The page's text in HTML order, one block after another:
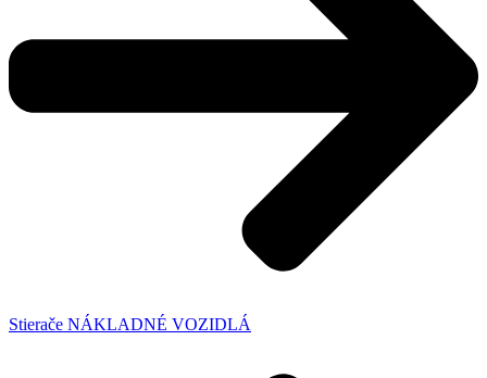
Stierače NÁKLADNÉ VOZIDLÁ